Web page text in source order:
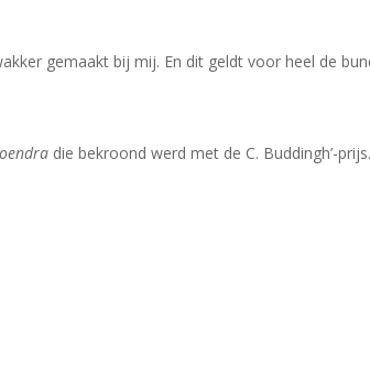
gemaakt bij mij. En dit geldt voor heel de
die bekroond werd met de C. Buddingh’-